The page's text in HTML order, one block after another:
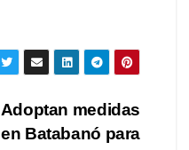
Adoptan medidas
en Batabanó para